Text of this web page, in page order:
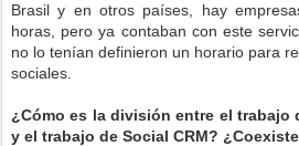
Brasil y en otros países, hay
horas, pero ya contaban con este
no lo tenían definieron un horario para
sociales.
¿Cómo es la división entre el trabajo
y el trabajo de Social CRM?